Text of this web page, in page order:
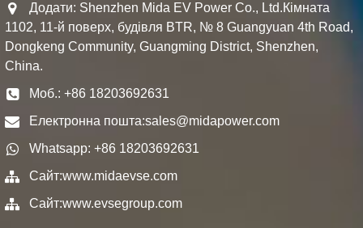
Додати: Shenzhen Mida EV Power Co., Ltd.Кімната
1102, 11-й поверх, будівля BTR, № 8 Guangyuan 4th Road,
Dongkeng Community, Guangming District, Shenzhen,
China.
Моб.: +86 18203692631
Електронна пошта:sales@midapower.com
Whatsapp: +86 18203692631
Сайт:www.midaevse.com
Сайт:www.evsegroup.com